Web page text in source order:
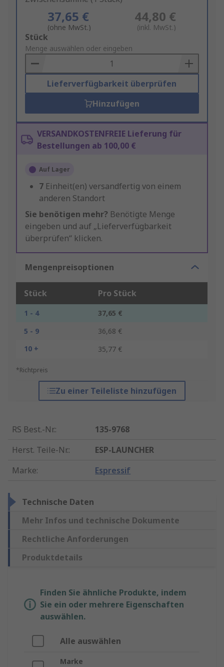
37,65 €
(ohne MwSt.)
44,80 €
(inkl. MwSt.)
Add
to
Basket
Stück
Menge auswählen oder eingeben
Lieferverfügbarkeit überprüfen
Hinzufügen
VERSANDKOSTENFREIE Lieferung für
Bestellungen ab 100,00 €
Auf Lager
7 Einheit(en) versandfertig von einem
anderen Standort
Sie benötigen mehr? Benötigte Menge
eingeben und auf „Lieferverfügbarkeit
überprüfen“ klicken.
Mengenpreisoptionen
Stück Pro Stück
1 - 4
37,65 €
5 - 9
36,68 €
10 +
35,77 €
*Richtpreis
Zu einer Teileliste hinzufügen
RS Best.-Nr.:
135-9768
Herst. Teile-Nr.:
ESP-LAUNCHER
Marke: Espressif
Technische Daten
Mehr Infos und technische Dokumente
Rechtliche Anforderungen
Produktdetails
Finden Sie ähnliche Produkte, indem
Sie ein oder mehrere Eigenschaften
auswählen.
Alle auswählen
Marke